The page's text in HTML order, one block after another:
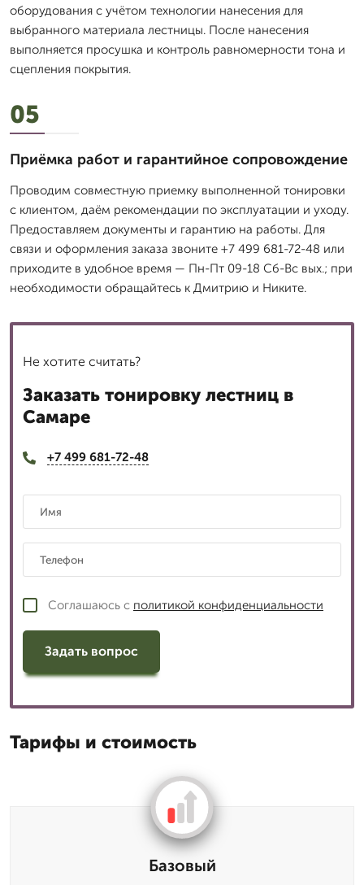
оборудования с учётом технологии нанесения для
выбранного материала лестницы. После нанесения
выполняется просушка и контроль равномерности тона и
сцепления покрытия.
05
Приёмка работ и гарантийное сопровождение
Проводим совместную приемку выполненной тонировки
с клиентом, даём рекомендации по эксплуатации и уходу.
Предоставляем документы и гарантию на работы. Для
связи и оформления заказа звоните +7 499 681-72-48 или
приходите в удобное время — Пн-Пт 09-18 Сб-Вс вых.; при
необходимости обращайтесь к Дмитрию и Никите.
Не хотите считать?
Заказать тонировку лестниц в
Самаре
+7 499 681-72-48
Соглашаюсь с политикой конфиденциальности
Задать вопрос
Тарифы и стоимость
Базовый